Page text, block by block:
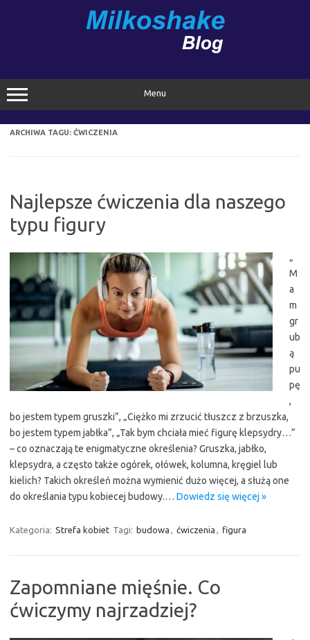
Menu
ARCHIWA TAGU: ĆWICZENIA
Najlepsze ćwiczenia dla naszego
typu figury
„
M
a
m
gr
ub
ą
pu
pę
,
bo jestem typem gruszki”, „Ciężko mi zrzucić tłuszcz z brzuszka,
bo jestem typem jabłka”, „Tak bym chciała mieć figurę klepsydry…”
– co oznaczają te enigmatyczne określenia? Gruszka, jabłko,
klepsydra, a często także ogórek, ołówek, kolumna, kręgiel lub
kielich? Takich określeń można wymienić dużo więcej, a służą one
do określania typu kobiecej budowy.… Dowiedz się więcej »
Kategoria: Strefa kobiet Tagi: budowa , ćwiczenia , figura
Zapomniane mięśnie. Co
ćwiczymy najrzadziej?